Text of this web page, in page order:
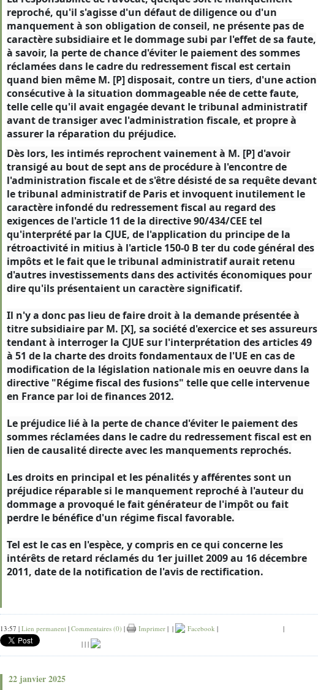
reproché, qu'il s'agisse d'un défaut de diligence ou d'un
manquement à son obligation de conseil, ne présente pas de
caractère subsidiaire et le dommage subi par l'effet de sa faute,
à savoir, la perte de chance d'éviter le paiement des sommes
réclamées dans le cadre du redressement fiscal est certain
quand bien même M. [P] disposait, contre un tiers, d'une action
consécutive à la situation dommageable née de cette faute,
telle celle qu'il avait engagée devant le tribunal administratif
avant de transiger avec l'administration fiscale, et propre à
assurer la réparation du préjudice.
Dès lors, les intimés reprochent vainement à M. [P] d'avoir
transigé au bout de sept ans de procédure à l'encontre de
l'administration fiscale et de s'être désisté de sa requête devant
le tribunal administratif de Paris et invoquent inutilement le
caractère infondé du redressement fiscal au regard des
exigences de l'article 11 de la directive 90/434/CEE tel
qu'interprété par la CJUE, de l'application du principe de la
rétroactivité in mitius à l'article 150-0 B ter du code général des
impôts et le fait que le tribunal administratif aurait retenu
d'autres investissements dans des activités économiques pour
dire qu'ils présentaient un caractère significatif.
Il n'y a donc pas lieu de faire droit à la demande présentée à
titre subsidiaire par M. [X], sa société d'exercice et ses assureurs
tendant à interroger la CJUE sur l'interprétation des articles 49
à 51 de la charte des droits fondamentaux de l'UE en cas de
modification de la législation nationale mis en oeuvre dans la
directive "Régime fiscal des fusions" telle que celle intervenue
en France par loi de finances 2012.
Le préjudice lié à la perte de chance d'éviter le paiement des
sommes réclamées dans le cadre du redressement fiscal est en
lien de causalité directe avec les manquements reprochés.
Les droits en principal et les pénalités y afférentes sont un
préjudice réparable si le manquement reproché à l'auteur du
dommage a provoqué le fait générateur de l'impôt ou fait
perdre le bénéfice d'un régime fiscal favorable.
Tel est le cas en l'espèce, y compris en ce qui concerne les
intérêts de retard réclamés du 1er juillet 2009 au 16 décembre
2011, date de la notification de l'avis de rectification.
13:57 | Lien permanent | Commentaires (0) | Imprimer | | Facebook |
|
| | |
22 janvier 2025